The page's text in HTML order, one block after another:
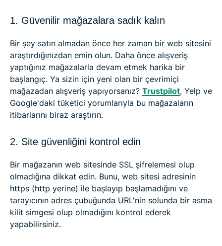
1. Güvenilir mağazalara sadık kalın
Bir şey satın almadan önce her zaman bir web sitesini
araştırdığınızdan emin olun. Daha önce alışveriş
yaptığınız mağazalarla devam etmek harika bir
başlangıç. Ya sizin için yeni olan bir çevrimiçi
mağazadan alışveriş yapıyorsanız? Trustpilot, Yelp ve
Google'daki tüketici yorumlarıyla bu mağazaların
itibarlarını biraz araştırın.
2. Site güvenliğini kontrol edin
Bir mağazanın web sitesinde SSL şifrelemesi olup
olmadığına dikkat edin. Bunu, web sitesi adresinin
https (http yerine) ile başlayıp başlamadığını ve
tarayıcının adres çubuğunda URL'nin solunda bir asma
kilit simgesi olup olmadığını kontrol ederek
yapabilirsiniz.